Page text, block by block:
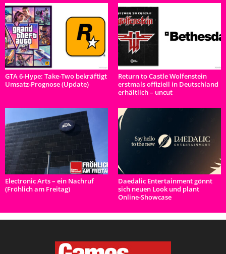
GTA 6-Hype: Take-Two bekräftigt
Umsatz-Prognose (Update)
Return to Castle Wolfenstein
erstmals offiziell in Deutschland
erhältlich – uncut
Electronic Arts – ein Nachruf
(Fröhlich am Freitag)
Daedalic Entertainment gönnt
sich neuen Look und plant
Online-Showcase